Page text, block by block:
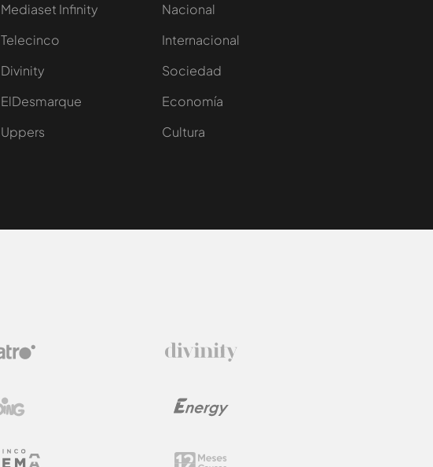
Mediaset Infinity
Telecinco
Divinity
ElDesmarque
Uppers
Nacional
Internacional
Sociedad
Economía
Cultura